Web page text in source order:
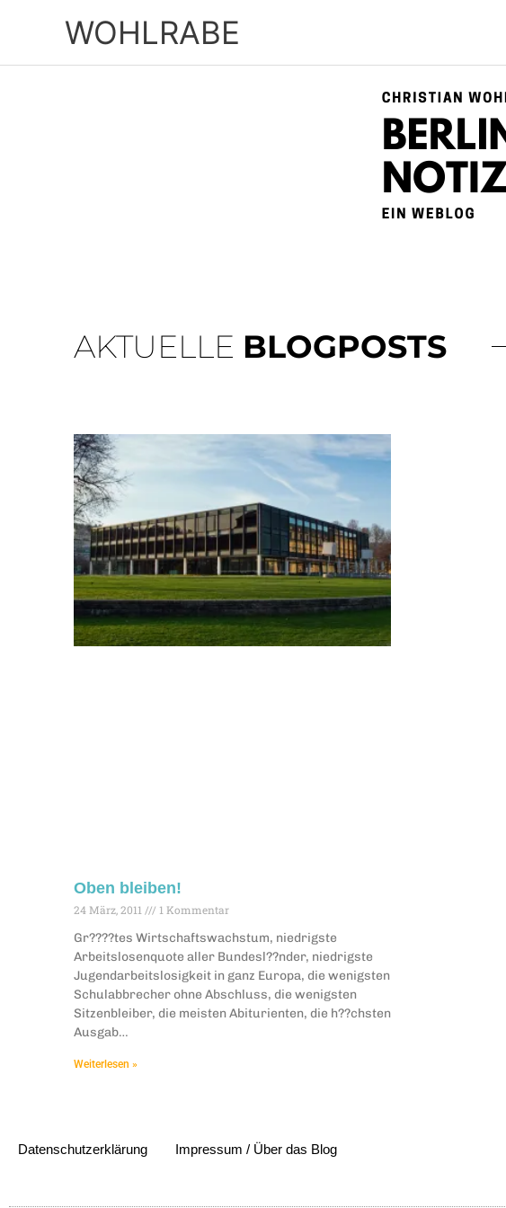
WOHLRABE
AKTUELLE BLOGPOSTS
Oben bleiben!
24 März, 2011 1 Kommentar
Gr????tes Wirtschaftswachstum, niedrigste
Arbeitslosenquote aller Bundesl??nder, niedrigste
Jugendarbeitslosigkeit in ganz Europa, die wenigsten
Schulabbrecher ohne Abschluss, die wenigsten
Sitzenbleiber, die meisten Abiturienten, die h??chsten
Ausgab…
Weiterlesen »
Datenschutzerklärung Impressum / Über das Blog